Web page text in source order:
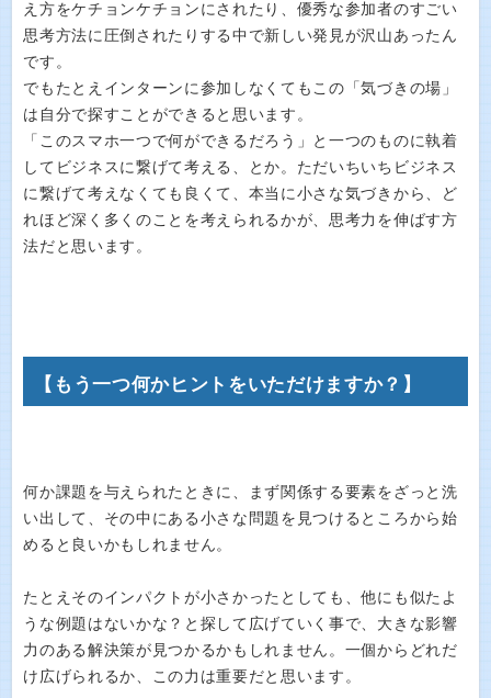
え方をケチョンケチョンにされたり、優秀な参加者のすごい
思考方法に圧倒されたりする中で新しい発見が沢山あったん
です。
でもたとえインターンに参加しなくてもこの「気づきの場」
は自分で探すことができると思います。
「このスマホ一つで何ができるだろう」と一つのものに執着
してビジネスに繋げて考える、とか。ただいちいちビジネス
に繋げて考えなくても良くて、本当に小さな気づきから、ど
れほど深く多くのことを考えられるかが、思考力を伸ばす方
法だと思います。
【もう一つ何かヒントをいただけますか？】
何か課題を与えられたときに、まず関係する要素をざっと洗
い出して、その中にある小さな問題を見つけるところから始
めると良いかもしれません。
たとえそのインパクトが小さかったとしても、他にも似たよ
うな例題はないかな？と探して広げていく事で、大きな影響
力のある解決策が見つかるかもしれません。一個からどれだ
け広げられるか、この力は重要だと思います。